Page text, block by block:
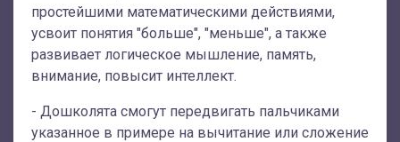
простейшими математическими действиями,
усвоит понятия "больше", "меньше", а также
развивает логическое мышление, память,
внимание, повысит интеллект.
- Дошколята смогут передвигать пальчиками
указанное в примере на вычитание или сложение